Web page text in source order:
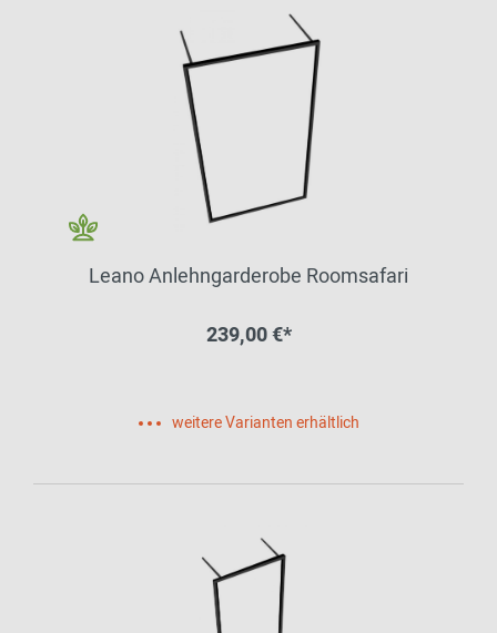
Leano Anlehngarderobe Roomsafari
239,00 €*
weitere Varianten erhältlich